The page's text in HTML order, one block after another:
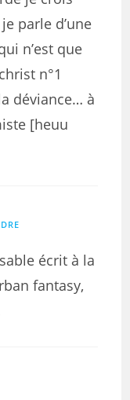
parle d’une
n’est que
n°1
déviance… à
[heuu
écrit à la
fantasy,